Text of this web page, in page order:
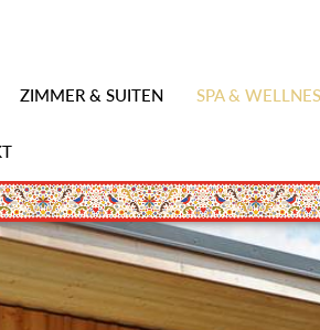
ZIMMER & SUITEN SPA &